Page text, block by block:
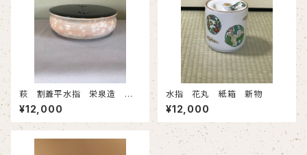
萩 割蓋平水指 栄泉造 共
箱 古物
¥12,000
水指 花丸 紙箱 新物
¥12,000